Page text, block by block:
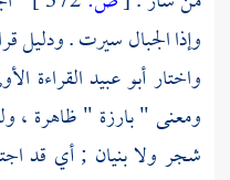
وإذا الجبال سيرت . ودليل
واختارأبو عبيدالقراءة
ومعنى " بارزة " ظاهرة ،
شجر ولا بنيان ; أي قد